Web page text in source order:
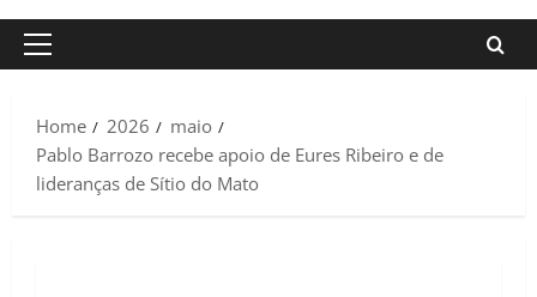
Primary
Home
2026
maio
Pablo Barrozo recebe apoio de Eures Ribeiro e de
lideranças de Sítio do Mato